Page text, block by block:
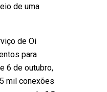
de uma
de Oi
para
6 de outubro,
mil conexões